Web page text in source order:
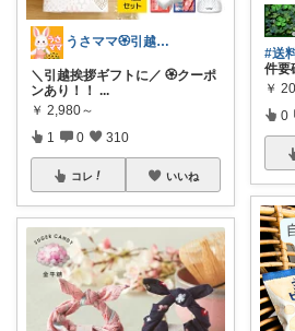
うさママ🏵️引越ギフト&ごみ箱＆収納
＼引越挨拶ギフトに／ 🏵️クーポ
ンあり！！ ...
￥ 2,980～
1 0 310
コレ いいね
#送
件要
￥
0